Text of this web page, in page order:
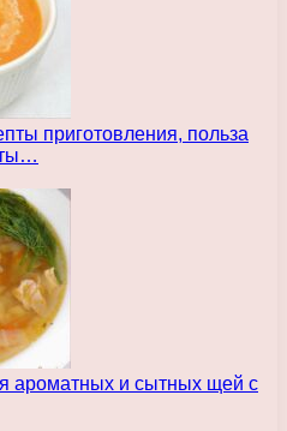
приготовления, польза
ароматных и сытных щей с